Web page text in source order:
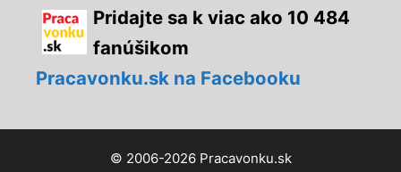
Pridajte sa k viac ako 10 484
fanúšikom
Pracavonku.sk na Facebooku
© 2006-2026 Pracavonku.sk